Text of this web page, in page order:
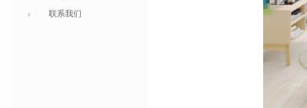
联系我们